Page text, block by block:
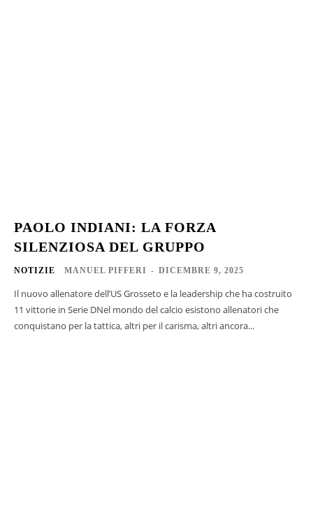
PAOLO INDIANI: LA FORZA
SILENZIOSA DEL GRUPPO
NOTIZIE MANUEL PIFFERI - DICEMBRE 9, 2025
Il nuovo allenatore dell’US Grosseto e la leadership che ha costruito
11 vittorie in Serie DNel mondo del calcio esistono allenatori che
conquistano per la tattica, altri per il carisma, altri ancora...